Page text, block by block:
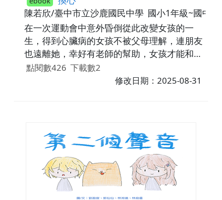
家庭生活的影響及帶來的危機】 04:28 眾人
來到快樂粉製造工廠，發現黑狗黨就是在路上
推銷的蒙面人。正當強風把眾人吹跑時，金鑠
鑠部長到來將黑狗黨抓起來，奶油果也直播呼
籲大家不要再吃快樂粉。【食藥安全重點：身
為消費者我們該如何保護自己飲食健康】
p.126-138
陳若欣/臺中市立沙鹿國民中學 國小1年級~國中9
在一次運動會中意外昏倒從此改變女孩的一
生，得到心臟病的女孩不被父母理解，連朋友
也遠離她，幸好有老師的幫助，女孩才能和大
家分享心裡話。讓我們一起學會包容他人，做
點閱數426 下載數2
修改日期：2025-08-31